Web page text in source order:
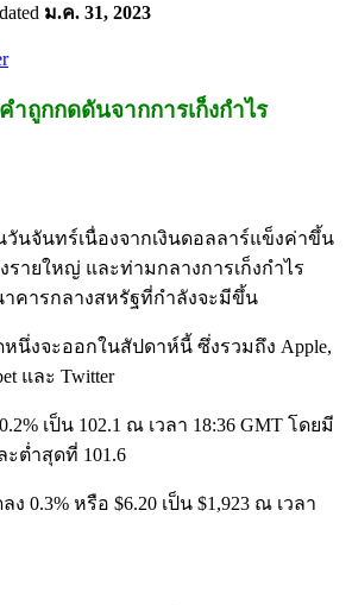
ม.ค. 31, 2023
ำถูกกดดันจากการเก็งกำไร
วันจันทร์เนื่องจากเงินดอลลาร์แข็งค่าขึ้น
รายใหญ่ และท่ามกลางการเก็งกำไร
คารกลางสหรัฐที่กำลังจะมีขึ้น
นึ่งจะออกในสัปดาห์นี้ ซึ่งรวมถึง Apple,
และ Twitter
เป็น 102.1 ณ เวลา 18:36 GMT โดยมี
ะต่ำสุดที่ 101.6
0.3% หรือ $6.20 เป็น $1,923 ณ เวลา